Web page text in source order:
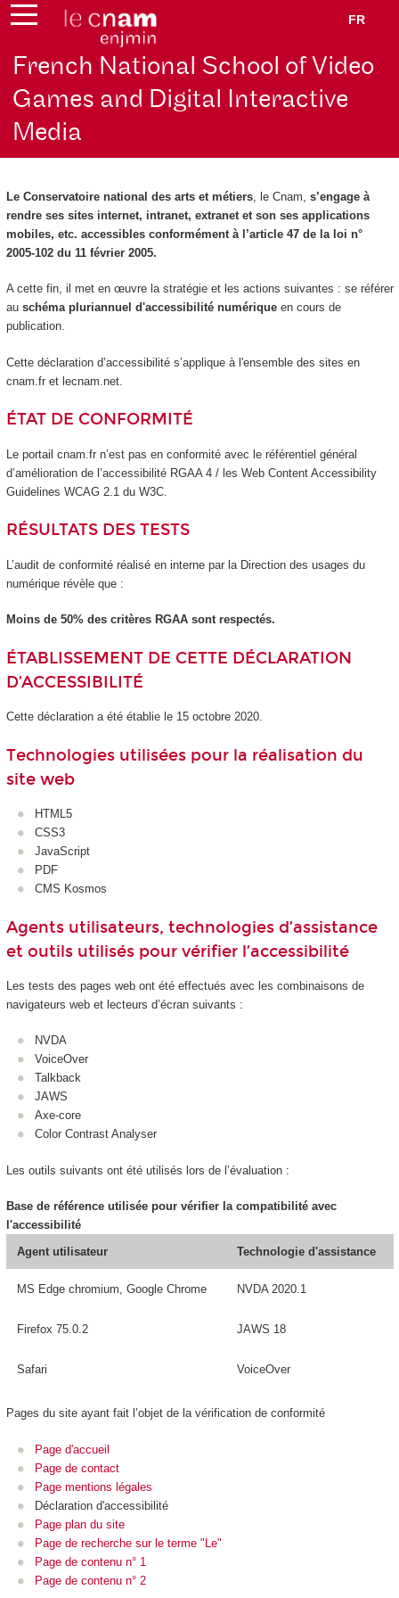
FR
French National School of Video
Games and Digital Interactive
Media
Le Conservatoire national des arts et métiers, le Cnam, s’engage à
rendre ses sites internet, intranet, extranet et son ses applications
mobiles, etc. accessibles conformément à l’article 47 de la loi n°
2005-102 du 11 février 2005.
A cette fin, il met en œuvre la stratégie et les actions suivantes : se référer
au schéma pluriannuel d'accessibilité numériqueen cours de
publication.
Cette déclaration d’accessibilité s’applique à l'ensemble des sites en
cnam.fr et lecnam.net.
ÉTAT DE CONFORMITÉ
Le portail cnam.fr n’est pas en conformité avec le référentiel général
d’amélioration de l’accessibilité RGAA 4 / les Web Content Accessibility
Guidelines WCAG 2.1 du W3C.
RÉSULTATS DES TESTS
L’audit de conformité réalisé en interne par la Direction des usages du
numérique révèle que :
Moins de 50% des critères RGAA sont respectés.
ÉTABLISSEMENT DE CETTE DÉCLARATION
D’ACCESSIBILITÉ
Cette déclaration a été établie le 15 octobre 2020.
Technologies utilisées pour la réalisation du
site web
HTML5
CSS3
JavaScript
PDF
CMS Kosmos
Agents utilisateurs, technologies d’assistance
et outils utilisés pour vérifier l’accessibilité
Les tests des pages web ont été effectués avec les combinaisons de
navigateurs web et lecteurs d’écran suivants :
NVDA
VoiceOver
Talkback
JAWS
Axe-core
Color Contrast Analyser
Les outils suivants ont été utilisés lors de l’évaluation :
Base de référence utilisée pour vérifier la compatibilité avec
l'accessibilité
Agent utilisateur
Technologie d'assistance
MS Edge chromium, Google Chrome NVDA 2020.1
Firefox 75.0.2 JAWS 18
Safari VoiceOver
Pages du site ayant fait l’objet de la vérification de conformité
Page d'accueil
Page de contact
Page mentions légales
Déclaration d'accessibilité
Page plan du site
Page de recherche sur le terme "Le"
Page de contenu n° 1
Page de contenu n° 2